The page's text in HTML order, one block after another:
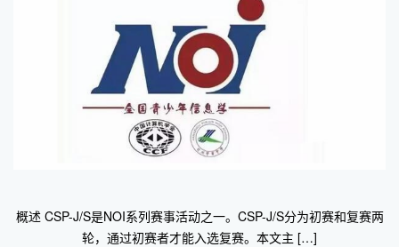
概述 CSP-J/S是NOI系列赛事活动之一。CSP-J/S分为初赛和复赛两
轮，通过初赛者才能入选复赛。本文主 […]